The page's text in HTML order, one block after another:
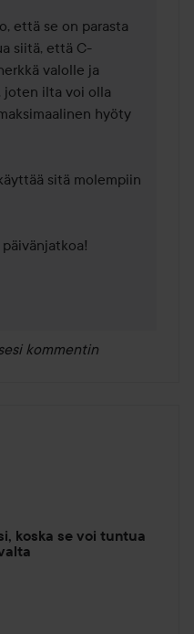
että se on parasta
siitä, että C-
valolle ja
ilta voi olla
hyöty
sitä molempiin
kommentin
sitten
koska se voi tuntua